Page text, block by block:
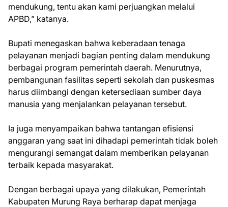
mendukung, tentu akan kami perjuangkan melalui
APBD,” katanya.
Bupati menegaskan bahwa keberadaan tenaga
pelayanan menjadi bagian penting dalam mendukung
berbagai program pemerintah daerah. Menurutnya,
pembangunan fasilitas seperti sekolah dan puskesmas
harus diimbangi dengan ketersediaan sumber daya
manusia yang menjalankan pelayanan tersebut.
Ia juga menyampaikan bahwa tantangan efisiensi
anggaran yang saat ini dihadapi pemerintah tidak boleh
mengurangi semangat dalam memberikan pelayanan
terbaik kepada masyarakat.
Dengan berbagai upaya yang dilakukan, Pemerintah
Kabupaten Murung Raya berharap dapat menjaga